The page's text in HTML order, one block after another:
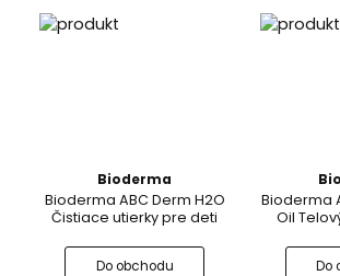
Bioderma
Bioderma ABC Derm H2O
Čistiace utierky pre deti
Do obchodu
Bioderma
Oil
Do